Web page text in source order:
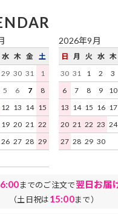
水 木 金
土
29 30 31
1
5 6 7
8
12 13 14 15
19 20 21
22
26 27 28 29
2026年9月
日 月 火 水 木
30 31 1 2 3
6
7 8 9 10
13 14 15 16 17
20 21 22 23 24
27 28 29 30
までのご注文で翌日お届
（土日祝は15:00まで）